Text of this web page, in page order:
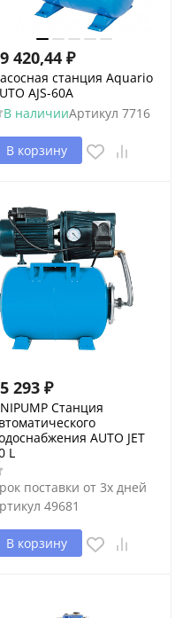
420,44 ₽
станция Aquario
AJS-60A
В наличииАртикул 7716
В корзину
293 ₽
Станция
AUTO JET
L
поставки от 3х дней
49681
В корзину